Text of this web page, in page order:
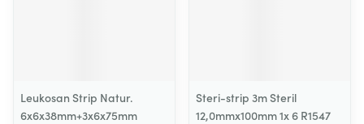
Leukosan Strip Natur.
6x6x38mm+3x6x75mm
Steri-strip 3m Steril
12,0mmx100mm 1x 6 R1547